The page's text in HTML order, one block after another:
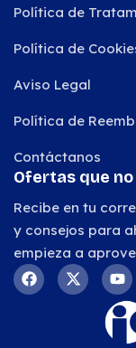
Política de
Política de
Aviso Legal
Política de
Contáctanos
Ofertas que
Recibe en tu
y consejos para
empieza a